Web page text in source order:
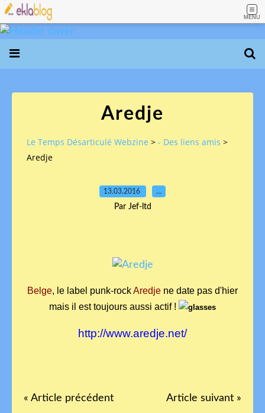
MENU
Aredje
Le Temps Désarticulé Webzine > - Des liens amis >
Aredje
13.03.2016 …
Par Jef-ltd
Belge, le label punk-rockAredje ne date pas d'hier
mais il est toujours aussi actif !
http://www.aredje.net/
« Article précédent Article suivant »